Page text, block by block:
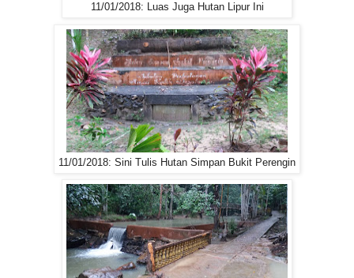
11/01/2018: Luas Juga Hutan Lipur Ini
11/01/2018: Sini Tulis Hutan Simpan Bukit Perengin